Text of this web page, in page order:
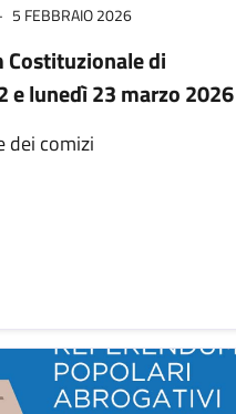
5 FEBBRAIO 2026
Costituzionale di
e lunedì 23 marzo 2026
dei comizi